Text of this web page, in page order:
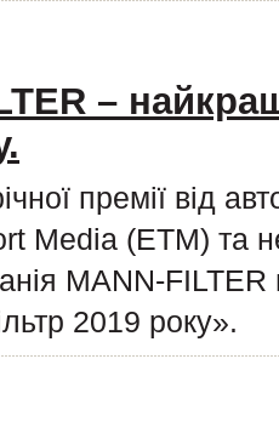
–
премії від
Media (ETM) та
MANN-FILTER
2019 року».